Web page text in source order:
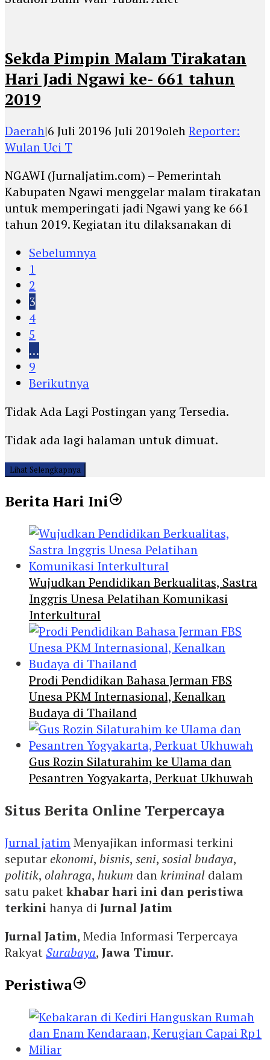
Sekda Pimpin Malam Tirakatan
Hari Jadi Ngawi ke- 661 tahun
2019
Daerah|6 Juli 20196 Juli 2019olehReporter:
Wulan Uci T
NGAWI (Jurnaljatim.com) – Pemerintah
Kabupaten Ngawi menggelar malam tirakatan
untuk memperingati jadi Ngawi yang ke 661
tahun 2019. Kegiatan itu dilaksanakan di
Sebelumnya
1
2
3
4
5
…
9
Berikutnya
Tidak Ada Lagi Postingan yang Tersedia.
Tidak ada lagi halaman untuk dimuat.
Lihat Selengkapnya
Berita Hari Ini
Wujudkan Pendidikan Berkualitas, Sastra
Inggris Unesa Pelatihan Komunikasi
Interkultural
Prodi Pendidikan Bahasa Jerman FBS
Unesa PKM Internasional, Kenalkan
Budaya di Thailand
Gus Rozin Silaturahim ke Ulama dan
Pesantren Yogyakarta, Perkuat Ukhuwah
Situs Berita Online Terpercaya
Jurnal jatimMenyajikan informasi terkini
seputarekonomi, bisnis, seni, sosial budaya,
politik, olahraga, hukum dankriminal dalam
satu paketkhabar hari ini dan peristiwa
terkinihanya di Jurnal Jatim
Jurnal Jatim, Media Informasi Terpercaya
RakyatSurabaya, Jawa Timur.
Peristiwa